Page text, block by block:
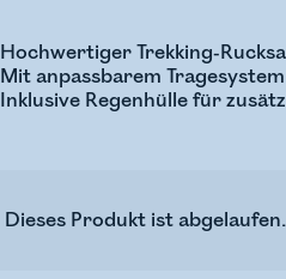
Hochwertiger Trekking-
Mit anpassbarem
Inklusive Regenhülle für
Dieses Produkt ist abgelaufen.